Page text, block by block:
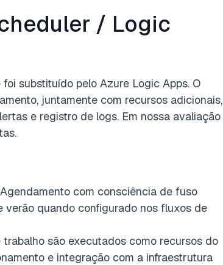
/ Logic
substituído pelo Azure Logic Apps. O
juntamente com recursos adicionais,
e registro de logs. Em nossa avaliação
Agendamento com consciência de fuso
verão quando configurado nos fluxos de
trabalho são executados como recursos do
e integração com a infraestrutura